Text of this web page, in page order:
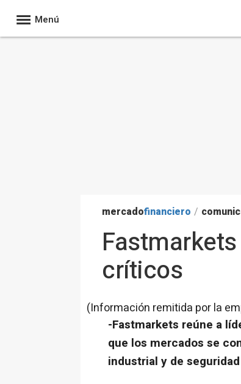
Menú
mercadofinanciero /
críticos
(Información remitida por la
-Fastmarkets reúne a
que los mercados se
industrial y de